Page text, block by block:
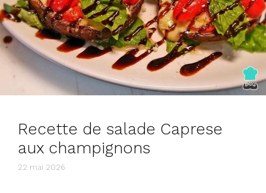
Recette de salade Caprese
aux champignons
22 mai 2026